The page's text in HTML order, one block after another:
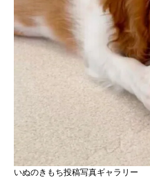
いぬのきもち投稿写真ギャラリー